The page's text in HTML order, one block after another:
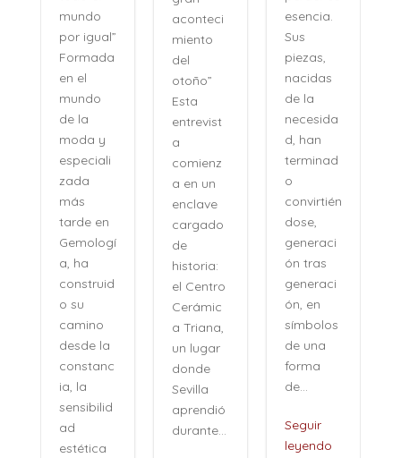
mundo
por igual”
Formada
en el
mundo
de la
moda y
especiali
zada
más
tarde en
Gemologí
a, ha
construid
o su
camino
desde la
constanc
ia, la
sensibilid
ad
estética
aconteci
miento
del
otoño”
Esta
entrevist
a
comienz
a en un
enclave
cargado
de
historia:
el Centro
Cerámic
a Triana,
un lugar
donde
Sevilla
aprendió
durante...
esencia.
Sus
piezas,
nacidas
de la
necesida
d, han
terminad
o
convirtién
dose,
generaci
ón tras
generaci
ón, en
símbolos
de una
forma
de...
Seguir
leyendo